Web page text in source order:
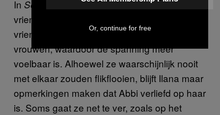
In Sex and the CityenGirlsdraaiden de
vriendschappen altijd om een groepje
vriendinnen.
Broad Cityis gericht op twee
vrouwen, waardoor de spanning meer
voelbaar is. Alhoewel ze waarschijnlijk nooit
met elkaar zouden flikflooien, blijft Ilana maar
opmerkingen maken dat Abbi verliefd op haar
is. Soms gaat ze net te ver, zoals op het
Or, continue for free